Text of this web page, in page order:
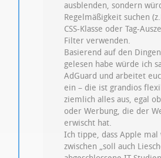
ausblenden, sondern
Regelmäßigkeit suchen
CSS-Klasse oder Tag-
Filter verwenden.
Basierend auf den
gelesen habe würde ich
AdGuard und arbeitet
ein – die ist grandios
ziemlich alles aus, egal
oder Werbung, die der
erwischt hat.
Ich tippe, dass Apple
zwischen „soll auch